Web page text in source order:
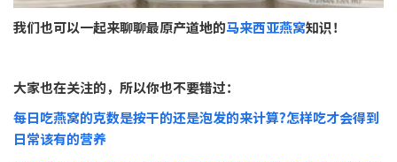
我们也可以一起来聊聊最原产道地的马来西亚燕窝知识！
大家也在关注的，所以你也不要错过：
每日吃燕窝的克数是按干的还是泡发的来计算?怎样吃才会得到
日常该有的营养